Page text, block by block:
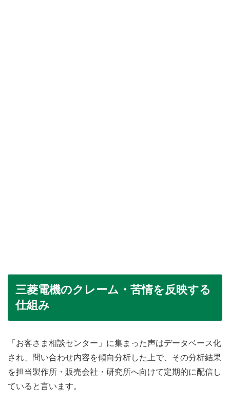
三菱電機のクレーム・苦情を反映する
仕組み
「お客さま相談センター」に集まった声はデータベース化
され、問い合わせ内容を傾向分析した上で、その分析結果
を担当製作所・販売会社・研究所へ向けて定期的に配信し
ていると言います。